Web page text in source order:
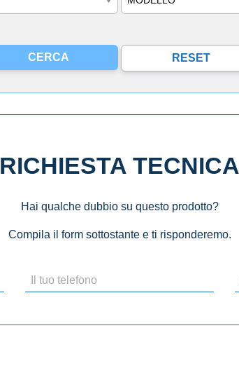
RICHIESTA TECNICA
Hai qualche dubbio su questo prodotto?
Compila il form sottostante e ti risponderemo.